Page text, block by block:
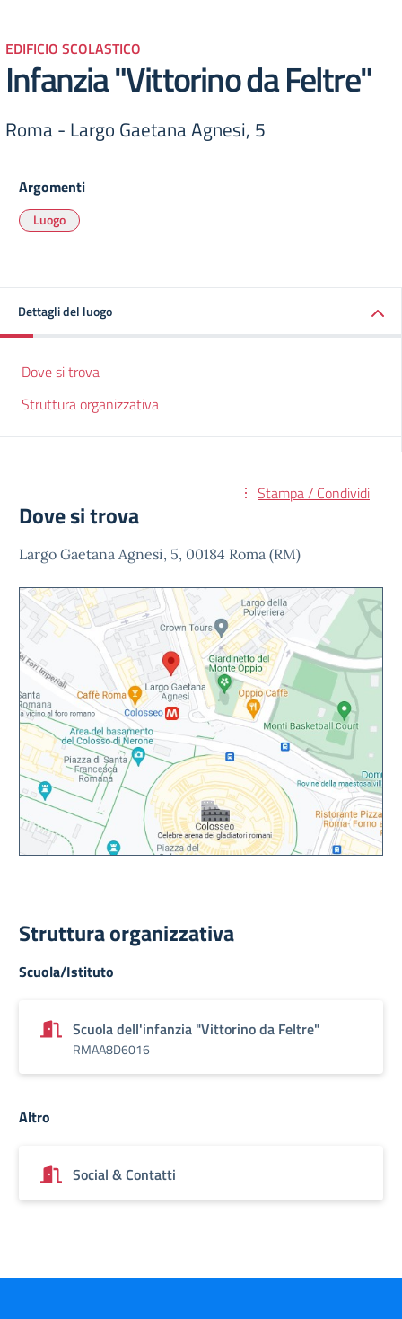
EDIFICIO SCOLASTICO
Infanzia "Vittorino da Feltre"
Roma - Largo Gaetana Agnesi, 5
Argomenti
Luogo
Dettagli del luogo
Dove si trova
Struttura organizzativa
Stampa / Condividi
Dove si trova
Largo Gaetana Agnesi, 5, 00184 Roma (RM)
Struttura organizzativa
Scuola/Istituto
Scuola dell'infanzia "Vittorino da Feltre"
RMAA8D6016
Altro
Social & Contatti